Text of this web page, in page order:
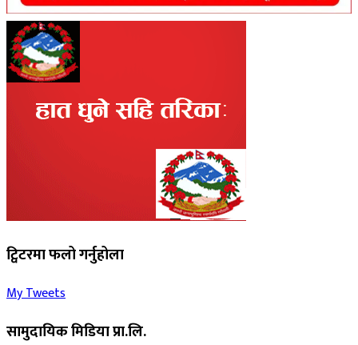
ट्विटरमा फलो गर्नुहोला
My Tweets
सामुदायिक मिडिया प्रा.लि.